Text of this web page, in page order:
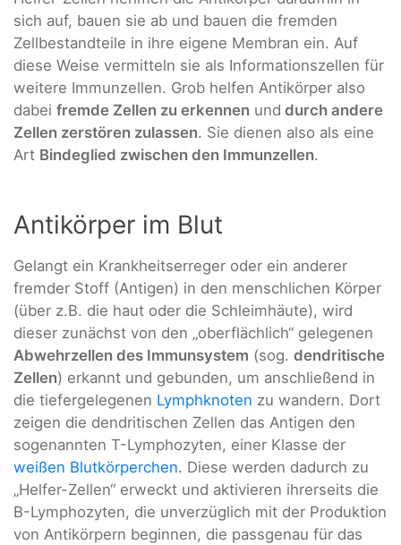
sich auf, bauen sie ab und bauen die fremden
Zellbestandteile in ihre eigene Membran ein. Auf
diese Weise vermitteln sie als Informationszellen für
weitere Immunzellen. Grob helfen Antikörper also
dabei fremde Zellen zu erkennen und durch andere
Zellen zerstören zulassen. Sie dienen also als eine
Art Bindeglied zwischen den Immunzellen.
Antikörper im Blut
Gelangt ein Krankheitserreger oder ein anderer
fremder Stoff (Antigen) in den menschlichen Körper
(über z.B. die haut oder die Schleimhäute), wird
dieser zunächst von den „oberflächlich“ gelegenen
Abwehrzellen des Immunsystem (sog. dendritische
Zellen) erkannt und gebunden, um anschließend in
die tiefergelegenen Lymphknoten zu wandern. Dort
zeigen die dendritischen Zellen das Antigen den
sogenannten T-Lymphozyten, einer Klasse der
weißen Blutkörperchen. Diese werden dadurch zu
„Helfer-Zellen“ erweckt und aktivieren ihrerseits die
B-Lymphozyten, die unverzüglich mit der Produktion
von Antikörpern beginnen, die passgenau für das